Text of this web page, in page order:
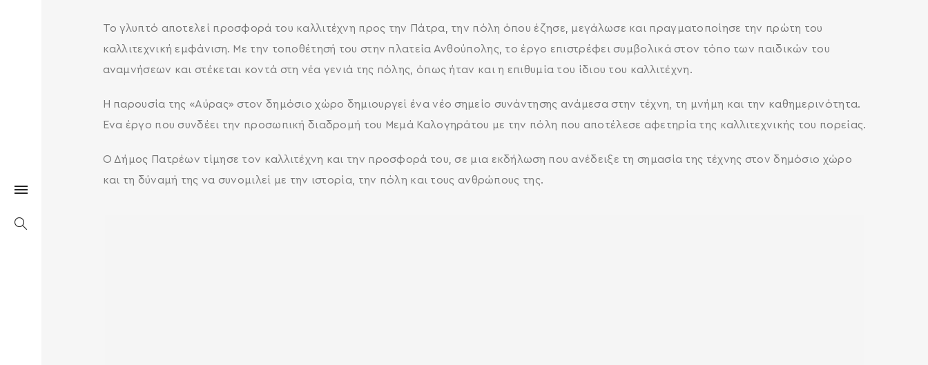
Το γλυπτό αποτελεί προσφορά του καλλιτέχνη προς την Πάτρα, την πόλη όπου έζησε, μεγάλωσε και πραγματοποίησε την πρώτη του
καλλιτεχνική εμφάνιση. Με την τοποθέτησή του στην πλατεία Ανθούπολης, το έργο επιστρέφει συμβολικά στον τόπο των παιδικών του
αναμνήσεων και στέκεται κοντά στη νέα γενιά της πόλης, όπως ήταν και η επιθυμία του ίδιου του καλλιτέχνη.
Η παρουσία της «Αύρας» στον δημόσιο χώρο δημιουργεί ένα νέο σημείο συνάντησης ανάμεσα στην τέχνη, τη μνήμη και την καθημερινότητα.
Ένα έργο που συνδέει την προσωπική διαδρομή του Μεμά Καλογηράτου με την πόλη που αποτέλεσε αφετηρία της καλλιτεχνικής του πορείας.
Ο Δήμος Πατρέων τίμησε τον καλλιτέχνη και την προσφορά του, σε μια εκδήλωση που ανέδειξε τη σημασία της τέχνης στον δημόσιο χώρο
και τη δύναμή της να συνομιλεί με την ιστορία, την πόλη και τους ανθρώπους της.